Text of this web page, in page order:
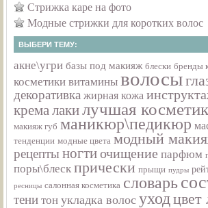
Стрижка каре на фото
Модные стрижки для коротких волос
ВЫБЕРИ ТЕМУ:
акне\угри базы под макияж блески бренды
косметики витамины волосы
декоративка жирная кожа
крема лакилучшая
макияж губ маникюр\педикюр
тенденции модные цвета модный
рецепты ногтиочищение парфюм
поры\блеск прически прыщи пудры
ресницы салонная косметика словарь
тени тон укладка волос уход цвет